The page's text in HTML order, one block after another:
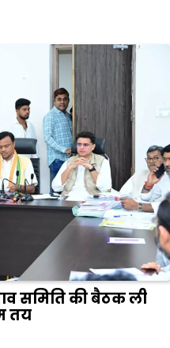
समिति की बैठक ली
तय